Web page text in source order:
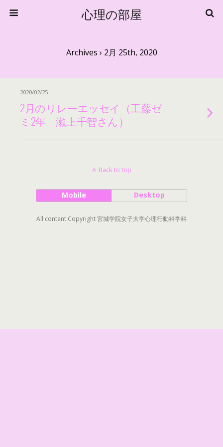
心理の部屋
Archives › 2月 25th, 2020
2020/02/25
2月のリレーエッセイ（工藤ゼ
ミ2年 瀬上千智さん）
Back to top
Mobile Desktop
All content Copyright 宮城学院女子大学心理行動科学科